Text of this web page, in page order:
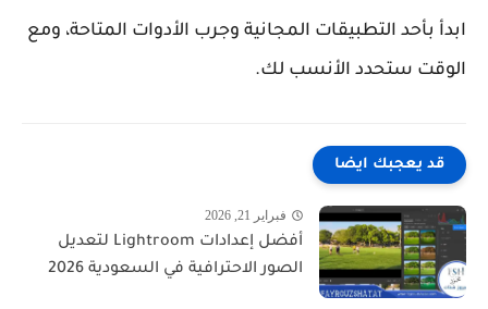
ابدأ بأحد التطبيقات المجانية وجرب الأدوات المتاحة، ومع
الوقت ستحدد الأنسب لك.
قد يعجبك ايضا
فبراير 21, 2026
أفضل إعدادات Lightroom لتعديل
الصور الاحترافية في السعودية 2026